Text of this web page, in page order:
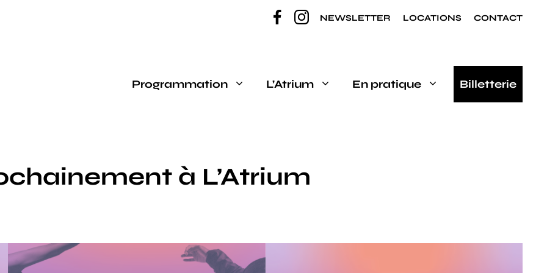
NEWSLETTER LOCATIONS CONTACT
Programmation L’Atrium En pratique Billetterie
à L’Atrium